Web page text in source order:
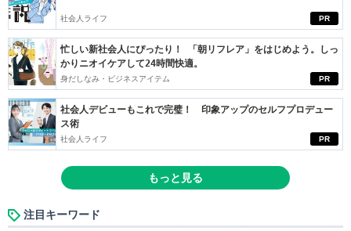
PR
社会人ライフ
PR
忙しい新社会人にぴったり！ 「朝リフレア」をはじめよう。しっ
かりニオイケアして24時間快適。
身だしなみ・ビジネスアイテム
PR
社会人デビューもこれで完璧！ 印象アップのセルフプロデュー
ス術
社会人ライフ
もっと見る
注目キーワード